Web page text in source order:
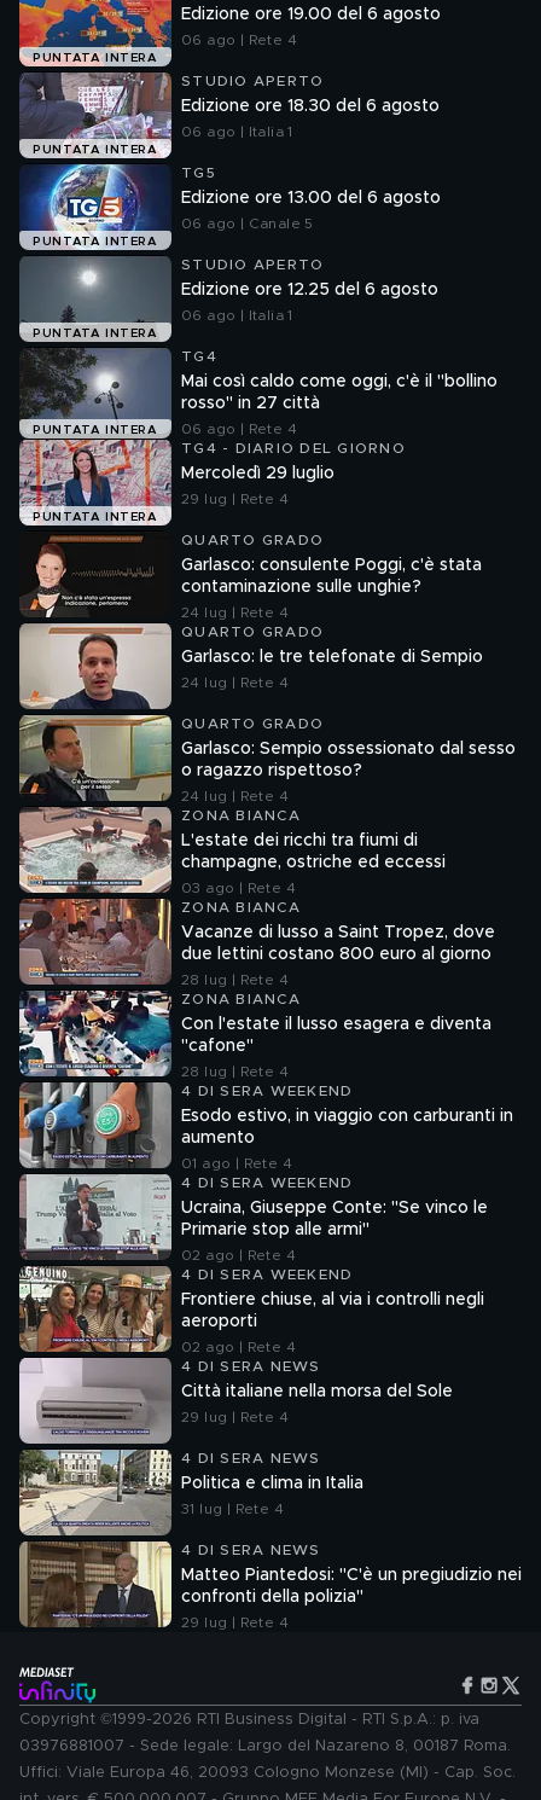
PUNTATA INTERA
Edizione ore 19.00 del 6 agosto
06 ago | Rete 4
PUNTATA INTERA
STUDIO APERTO
Edizione ore 18.30 del 6 agosto
06 ago | Italia 1
PUNTATA INTERA
TG5
Edizione ore 13.00 del 6 agosto
06 ago | Canale 5
PUNTATA INTERA
STUDIO APERTO
Edizione ore 12.25 del 6 agosto
06 ago | Italia 1
PUNTATA INTERA
TG4
Mai così caldo come oggi, c'è il "bollino
rosso" in 27 città
06 ago | Rete 4
PUNTATA INTERA
TG4 - DIARIO DEL GIORNO
Mercoledì 29 luglio
29 lug | Rete 4
QUARTO GRADO
Garlasco: consulente Poggi, c'è stata
contaminazione sulle unghie?
24 lug | Rete 4
QUARTO GRADO
Garlasco: le tre telefonate di Sempio
24 lug | Rete 4
QUARTO GRADO
Garlasco: Sempio ossessionato dal sesso
o ragazzo rispettoso?
24 lug | Rete 4
ZONA BIANCA
L'estate dei ricchi tra fiumi di
champagne, ostriche ed eccessi
03 ago | Rete 4
ZONA BIANCA
Vacanze di lusso a Saint Tropez, dove
due lettini costano 800 euro al giorno
28 lug | Rete 4
ZONA BIANCA
Con l'estate il lusso esagera e diventa
"cafone"
28 lug | Rete 4
4 DI SERA WEEKEND
Esodo estivo, in viaggio con carburanti in
aumento
01 ago | Rete 4
4 DI SERA WEEKEND
Ucraina, Giuseppe Conte: "Se vinco le
Primarie stop alle armi"
02 ago | Rete 4
4 DI SERA WEEKEND
Frontiere chiuse, al via i controlli negli
aeroporti
02 ago | Rete 4
4 DI SERA NEWS
Città italiane nella morsa del Sole
29 lug | Rete 4
4 DI SERA NEWS
Politica e clima in Italia
31 lug | Rete 4
4 DI SERA NEWS
Matteo Piantedosi: "C'è un pregiudizio nei
confronti della polizia"
29 lug | Rete 4
Copyright ©1999-2026 RTI Business Digital - RTI S.p.A.: p. iva
03976881007 - Sede legale: Largo del Nazareno 8, 00187 Roma.
Uffici: Viale Europa 46, 20093 Cologno Monzese (MI) - Cap. Soc.